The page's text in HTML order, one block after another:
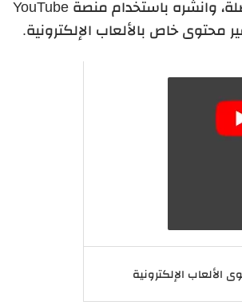
أنشئ المحتوى الخاص بك من الألعاب الإلكترونية المفضلة، وانشره باستخدام منصة YouTube
الألعاب الإلكترونية